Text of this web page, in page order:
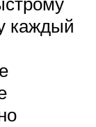
каждый